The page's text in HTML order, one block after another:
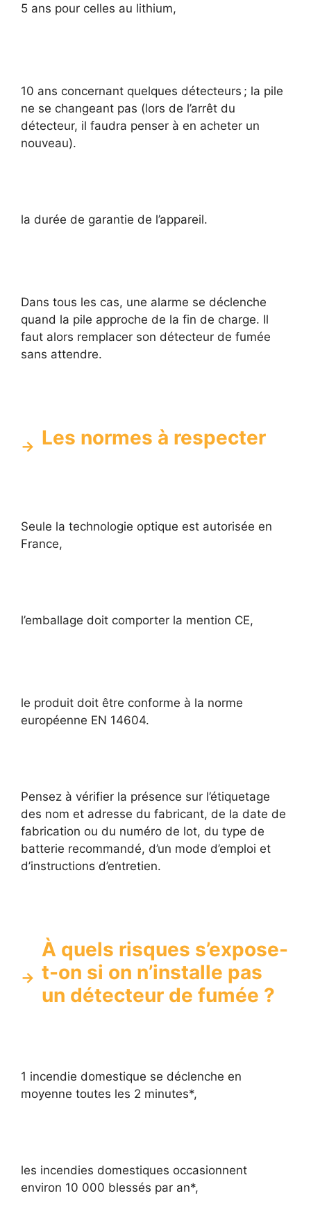
5 ans pour celles au lithium,
10 ans concernant quelques détecteurs ; la pile
ne se changeant pas (lors de l’arrêt du
détecteur, il faudra penser à en acheter un
nouveau).
la durée de garantie de l’appareil.
Dans tous les cas, une alarme se déclenche
quand la pile approche de la fin de charge. Il
faut alors remplacer son détecteur de fumée
sans attendre.
Les normes à respecter
Seule la technologie optique est autorisée en
France,
l’emballage doit comporter la mention CE,
le produit doit être conforme à la norme
européenne EN 14604.
Pensez à vérifier la présence sur l’étiquetage
des nom et adresse du fabricant, de la date de
fabrication ou du numéro de lot, du type de
batterie recommandé, d’un mode d’emploi et
d’instructions d’entretien.
À quels risques s’expose-
t-on si on n’installe pas
un détecteur de fumée ?
1 incendie domestique se déclenche en
moyenne toutes les 2 minutes*,
les incendies domestiques occasionnent
environ 10 000 blessés par an*,